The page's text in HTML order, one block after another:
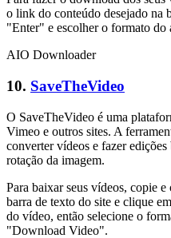
o link do conteúdo desejado na
"Enter" e escolher o formato do
AIO Downloader
10. SaveTheVideo
O SaveTheVideo é uma
Vimeo e outros sites. A
converter vídeos e fazer edições
rotação da imagem.
Para baixar seus vídeos, copie
barra de texto do site e clique
do vídeo, então selecione o
"Download Video".